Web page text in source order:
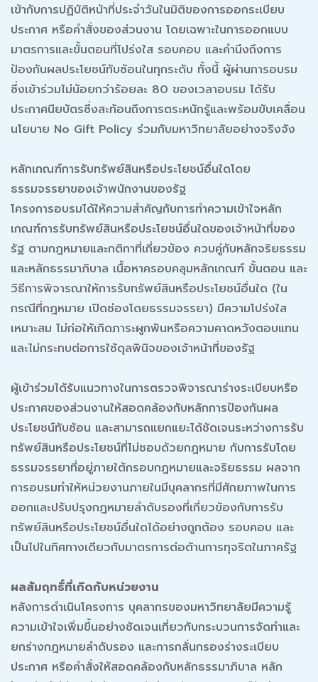
เข้ากับการปฏิบัติหน้าที่ประจำวันในมิติของการออกระเบียบ
ประกาศ หรือคำสั่งของส่วนงาน โดยเฉพาะในการออกแบบ
มาตรการและขั้นตอนที่โปร่งใส รอบคอบ และคำนึงถึงการ
ป้องกันผลประโยชน์ทับซ้อนในทุกระดับ ทั้งนี้ ผู้ผ่านการอบรม
ซึ่งเข้าร่วมไม่น้อยกว่าร้อยละ 80 ของเวลาอบรม ได้รับ
ประกาศนียบัตรซึ่งสะท้อนถึงการตระหนักรู้และพร้อมขับเคลื่อน
นโยบาย No Gift Policy ร่วมกับมหาวิทยาลัยอย่างจริงจัง
หลักเกณฑ์การรับทรัพย์สินหรือประโยชน์อื่นใดโดย
ธรรมจรรยาของเจ้าพนักงานของรัฐ
โครงการอบรมได้ให้ความสำคัญกับการทำความเข้าใจหลัก
เกณฑ์การรับทรัพย์สินหรือประโยชน์อื่นใดของเจ้าหน้าที่ของ
รัฐ ตามกฎหมายและกติกาที่เกี่ยวข้อง ควบคู่กับหลักจริยธรรม
และหลักธรรมาภิบาล เนื้อหาครอบคลุมหลักเกณฑ์ ขั้นตอน และ
วิธีการพิจารณาให้การรับทรัพย์สินหรือประโยชน์อื่นใด (ใน
กรณีที่กฎหมาย เปิดช่องโดยธรรมจรรยา) มีความโปร่งใส
เหมาะสม ไม่ก่อให้เกิดภาระผูกพันหรือความคาดหวังตอบแทน
และไม่กระทบต่อการใช้ดุลพินิจของเจ้าหน้าที่ของรัฐ
ผู้เข้าร่วมได้รับแนวทางในการตรวจพิจารณาร่างระเบียบหรือ
ประกาศของส่วนงานให้สอดคล้องกับหลักการป้องกันผล
ประโยชน์ทับซ้อน และสามารถแยกแยะได้ชัดเจนระหว่างการรับ
ทรัพย์สินหรือประโยชน์ที่ไม่ชอบด้วยกฎหมาย กับการรับโดย
ธรรมจรรยาที่อยู่ภายใต้กรอบกฎหมายและจริยธรรม ผลจาก
การอบรมทำให้หน่วยงานภายในมีบุคลากรที่มีศักยภาพในการ
ออกและปรับปรุงกฎหมายลำดับรองที่เกี่ยวข้องกับการรับ
ทรัพย์สินหรือประโยชน์อื่นใดได้อย่างถูกต้อง รอบคอบ และ
เป็นไปในทิศทางเดียวกับมาตรการต่อต้านการทุจริตในภาครัฐ
ผลสัมฤทธิ์ที่เกิดกับหน่วยงาน
หลังการดำเนินโครงการ บุคลากรของมหาวิทยาลัยมีความรู้
ความเข้าใจเพิ่มขึ้นอย่างชัดเจนเกี่ยวกับกระบวนการจัดทำและ
ยกร่างกฎหมายลำดับรอง และการกลั่นกรองร่างระเบียบ
ประกาศ หรือคำสั่งให้สอดคล้องกับหลักธรรมาภิบาล หลัก